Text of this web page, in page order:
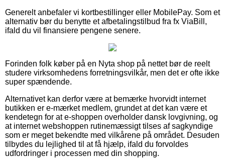
Generelt anbefaler vi kortbestillinger eller MobilePay. Som et
alternativ bør du benytte et afbetalingstilbud fra fx ViaBill,
ifald du vil finansiere pengene senere.
Forinden folk køber på en Nyta shop på nettet bør de reelt
studere virksomhedens forretningsvilkår, men det er ofte ikke
super spændende.
Alternativet kan derfor være at bemærke hvorvidt internet
butikken er e-mærket medlem, grundet at det kan være et
kendetegn for at e-shoppen overholder dansk lovgivning, og
at internet webshoppen rutinemæssigt tilses af sagkyndige
som er meget bekendte med vilkårene på området. Desuden
tilbydes du lejlighed til at få hjælp, ifald du forvoldes
udfordringer i processen med din shopping.